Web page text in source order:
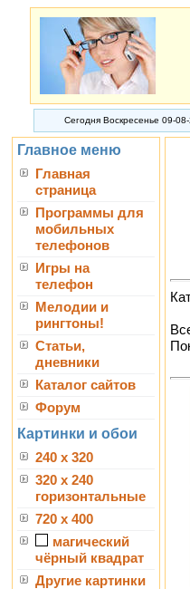
Сегодня Воскресенье 09-
Главное меню
Главная
страница
Программы для
мобильных
телефонов
Игры на
телефон
Мелодии и
рингтоны!
Статьи,
дневники
Каталог сайтов
Форум
Картинки и обои
240 x 320
320 x 240
горизонтальные
720 x 400
магический
чёрный квадрат
Другие картинки